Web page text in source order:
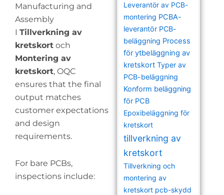
Manufacturing and
Assembly
I Tillverkning av
kretskort och
Montering av
kretskort, OQC
ensures that the final
output matches
customer expectations
and design
requirements.
For bare PCBs,
inspections include:
Leverantör av PCB-
montering PCBA-
leverantör PCB-
beläggning Process
för ytbeläggning av
kretskort Typer av
PCB-beläggning
Konform beläggning
för PCB
Epoxibeläggning för
kretskort
tillverkning av
kretskort
Tillverkning och
montering av
kretskort pcb-skydd